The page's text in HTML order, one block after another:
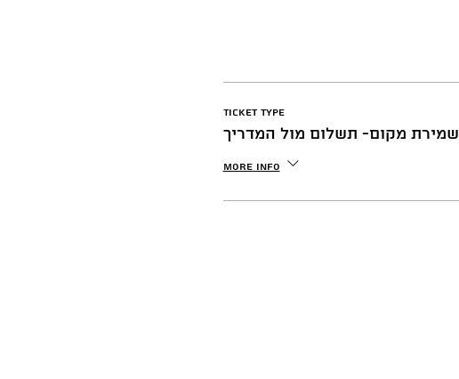
Ticket type
שמירת מקום- תשלום מול המדריך
More info